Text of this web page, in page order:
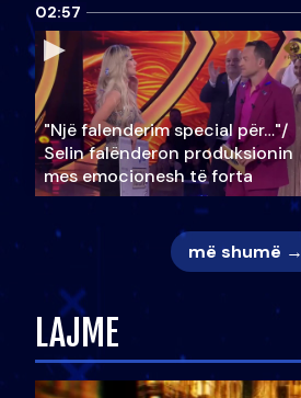
02:57
"Një falenderim special për…"/
Selin falënderon produksionin
mes emocionesh të forta
më shumë →
LAJME